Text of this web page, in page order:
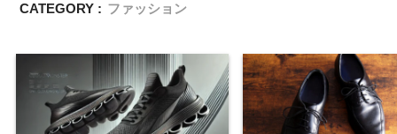
CATEGORY : ファッション